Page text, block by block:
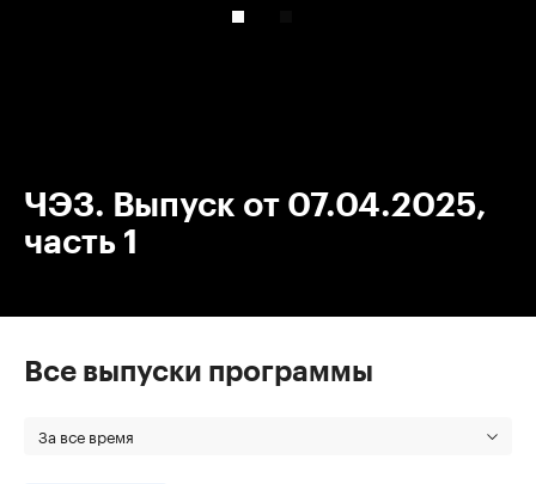
ЧЭЗ. Выпуск от 07.04.2025,
часть 1
Все выпуски программы
За все время